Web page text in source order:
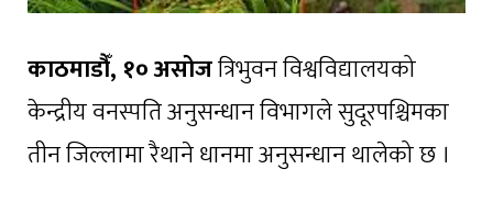
काठमाडौँ, १० असोजत्रिभुवन विश्वविद्यालयको
केन्द्रीय वनस्पति अनुसन्धान विभागले सुदूरपश्चिमका
तीन जिल्लामा रैथाने धानमा अनुसन्धान थालेको छ ।